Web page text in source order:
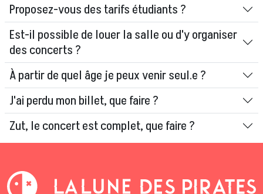
Proposez-vous des tarifs étudiants ?
Est-il possible de louer la salle ou d'y organiser
des concerts ?
À partir de quel âge je peux venir seul.e ?
J'ai perdu mon billet, que faire ?
Zut, le concert est complet, que faire ?